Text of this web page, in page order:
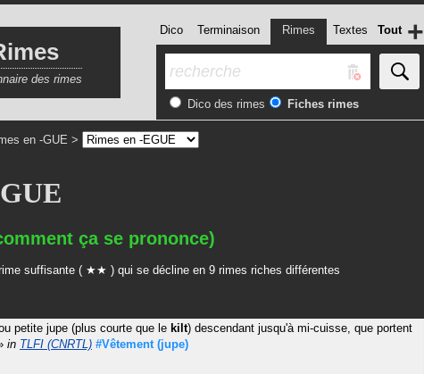
des rimes
Dico Terminaison Rimes Textes Tout
Dico des rimes Fiches rimes
+
en -GUE >
ça se prononce)
suffisante ( ★★ ) qui se décline en 9 rimes riches différentes
petite jupe (plus courte que le kilt) descendant jusqu'à mi-cuisse, que portent
in TLFI (CNRTL) #Vêtement (jupe)